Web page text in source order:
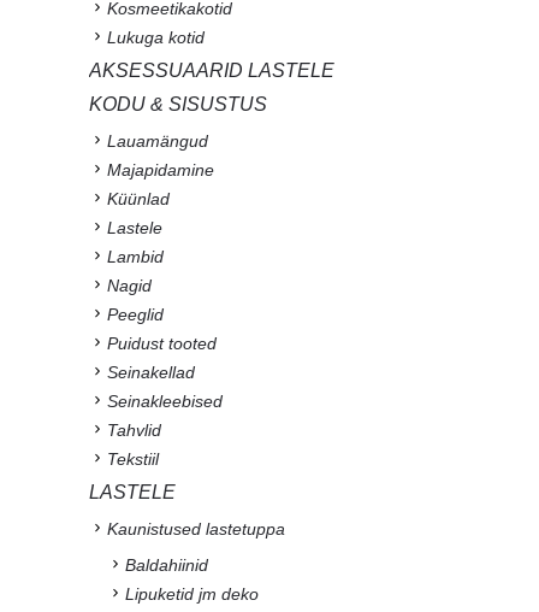
Kosmeetikakotid
Lukuga kotid
AKSESSUAARID LASTELE
KODU & SISUSTUS
Lauamängud
Majapidamine
Küünlad
Lastele
Lambid
Nagid
Peeglid
Puidust tooted
Seinakellad
Seinakleebised
Tahvlid
Tekstiil
LASTELE
Kaunistused lastetuppa
Baldahiinid
Lipuketid jm deko